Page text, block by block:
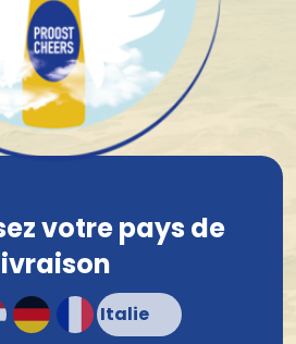
expédié demain!
en ligne en tout sécurité
votre pays de